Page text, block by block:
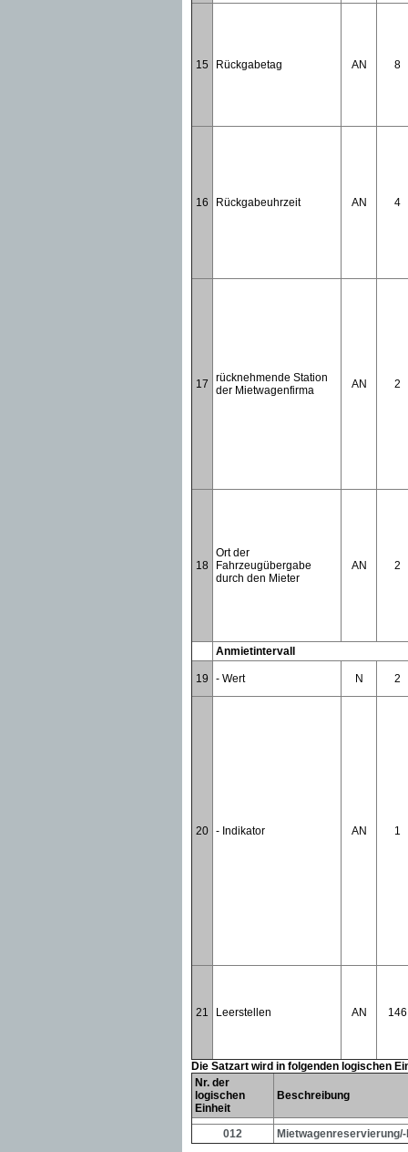
15 Rückgabetag AN 8
16 Rückgabeuhrzeit AN 4
17
rücknehmende Station
der Mietwagenfirma
AN 2
18
Ort der
Fahrzeugübergabe
durch den Mieter
AN 2
Anmietintervall
19 - Wert N 2
20 - Indikator AN 1
21 Leerstellen AN 146
Die Satzart wird in folgenden logischen
Nr. der
logischen
Einheit
Beschreibung
012